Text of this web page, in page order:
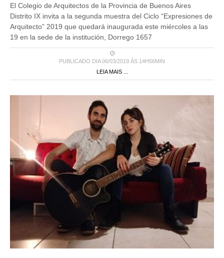
El Colegio de Arquitectos de la Provincia de Buenos Aires
Distrito IX invita a la segunda muestra del Ciclo “Expresiones de
Arquitecto” 2019 que quedará inaugurada este miércoles a las
19 en la sede de la institución, Dorrego 1657
PUBLICADO DIA 06/03/2019 ÀS 14H56MIN
LEIA MAIS ...